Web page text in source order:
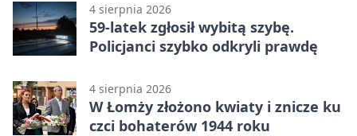
4 sierpnia 2026
59-latek zgłosił wybitą szybę.
Policjanci szybko odkryli prawdę
4 sierpnia 2026
W Łomży złożono kwiaty i znicze ku
czci bohaterów 1944 roku